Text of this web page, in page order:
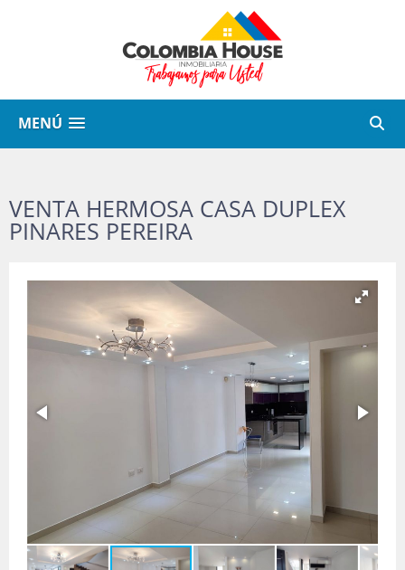
MENÚ
VENTA HERMOSA CASA DUPLEX
PINARES PEREIRA